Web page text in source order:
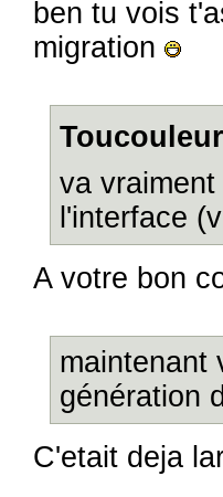
ben tu vois
migration
va
l'interface
A votre bon
maintenant
génération
C'etait deja